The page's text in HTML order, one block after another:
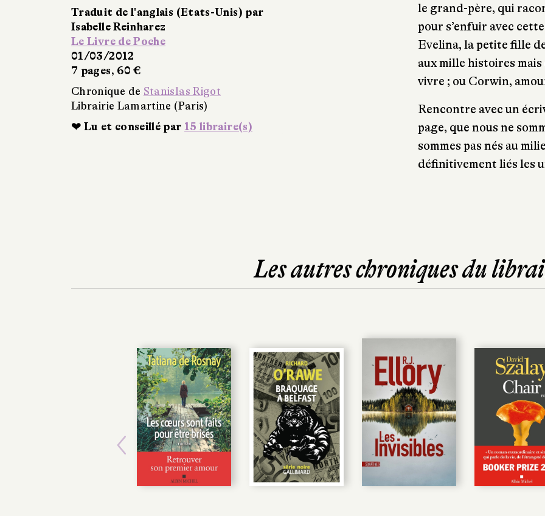
Traduit de l'anglais (Etats-Unis) par
Isabelle Reinharez
Le Livre de Poche
01/03/2012
7 pages, 60 €
Chronique de Stanislas Rigot
Librairie Lamartine (Paris)
❤ Lu et conseillé par 15 libraire(s)
le grand-père, qui
pour s’enfuir avec
Evelina, la petite fille
aux mille histoires
vivre ; ou Corwin,
Rencontre avec un
page, que nous ne
sommes pas nés au
définitivement liés les
Les autres chroniques du
Previous